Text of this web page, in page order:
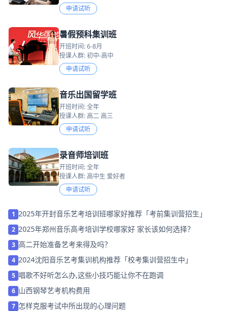
申请试听
暑假预科集训班
开班时间: 6-8月
授课人群: 初中-高中
申请试听
音乐出国留学班
开班时间: 全年
授课人群: 高二 高三
申请试听
录音师培训班
开班时间: 全年
授课人群: 高中生 爱好者
申请试听
1 2025年开封音乐艺考培训班哪家好推荐「考前集训营招生」
2 2025年郑州音乐高考培训学校哪家好 家长该如何选择？
3 高二开始准备艺考来得及吗？
4 2024沈阳音乐艺考集训机构推荐「校考集训营招生中」
5 唱歌不好听怎么办,这些小技巧能让你不在跑调
6 山西钢琴艺考机构费用
7 怎样克服考试中所出现的心理问题